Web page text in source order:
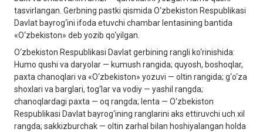
tasvirlangan. Gerbning pastki qismida O‘zbekiston Respublikasi
Davlat bayrog‘ini ifoda etuvchi chambar lentasining bantida
«O‘zbekiston» deb yozib qo‘yilgan.
O‘zbekiston Respublikasi Davlat gerbining rangli ko‘rinishida:
Humo qushi va daryolar — kumush rangida; quyosh, boshoqlar,
paxta chanoqlari va «O‘zbekiston» yozuvi — oltin rangida; g‘o‘za
shoxlari va barglari, tog‘lar va vodiy — yashil rangda;
chanoqlardagi paxta — oq rangda; lenta — O‘zbekiston
Respublikasi Davlat bayrog‘ining ranglarini aks ettiruvchi uch xil
rangda; sakkizburchak — oltin zarhal bilan hoshiyalangan holda